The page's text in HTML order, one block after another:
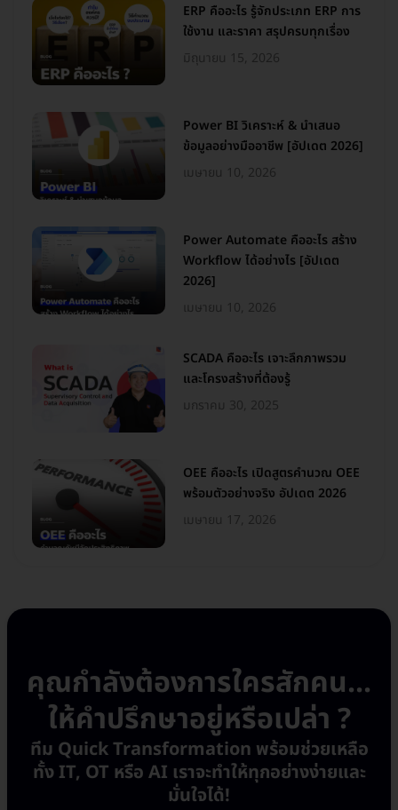
ERP คืออะไร รู้จักประเภท ERP การ
ใช้งาน และราคา สรุปครบทุกเรื่อง
มิถุนายน 15, 2026
Power BI วิเคราะห์ & นำเสนอ
ข้อมูลอย่างมืออาชีพ [อัปเดต 2026]
เมษายน 10, 2026
Power Automate คืออะไร สร้าง
Workflow ได้อย่างไร [อัปเดต
2026]
เมษายน 10, 2026
SCADA คืออะไร เจาะลึกภาพรวม
และโครงสร้างที่ต้องรู้
มกราคม 30, 2025
OEE คืออะไร เปิดสูตรคำนวณ OEE
พร้อมตัวอย่างจริง อัปเดต 2026
เมษายน 17, 2026
คุณกำลังต้องการใครสักคน...
ให้คำปรึกษาอยู่หรือเปล่า ?
ทีม Quick Transformation พร้อมช่วยเหลือ
ทั้ง IT, OT หรือ AI เราจะทำให้ทุกอย่างง่ายและ
มั่นใจได้!